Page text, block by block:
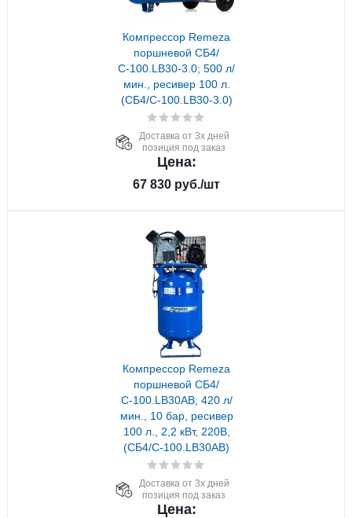
Компрессор Remeza
поршневой СБ4/
С-100.LB30-3.0; 500 л/
мин., ресивер 100 л.
(СБ4/С-100.LB30-3.0)
Доставка от 3х дней
позиция под заказ
Цена:
67 830 руб./шт
Компрессор Remeza
поршневой СБ4/
С-100.LB30AB; 420 л/
мин., 10 бар, ресивер
100 л., 2,2 кВт, 220В,
(СБ4/С-100.LB30AB)
Доставка от 3х дней
позиция под заказ
Цена: